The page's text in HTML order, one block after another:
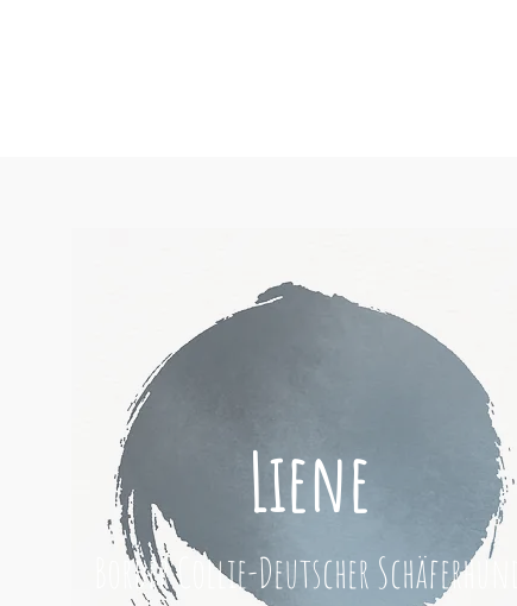
Liene
Border Collie-Deutscher Schäferhund